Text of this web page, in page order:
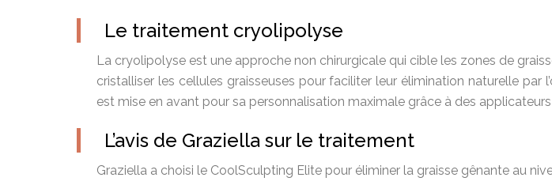
Le traitement cryolipolyse
La cryolipolyse est une approche non chirurgicale qui cible les zones de
cristalliser les cellules graisseuses pour faciliter leur élimination naturelle par
est mise en avant pour sa personnalisation maximale grâce à des
L’avis de Graziella sur le traitement
Graziella a choisi le CoolSculpting Elite pour éliminer la graisse gênante au